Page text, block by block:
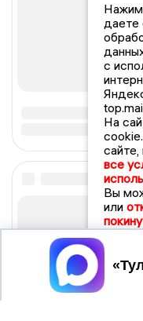
даете
с
На
все
Вы
или